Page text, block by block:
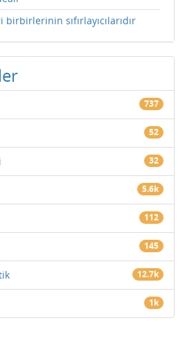
sıfırlayıcılarıdır
737
52
32
5.6k
112
145
12.7k
1k